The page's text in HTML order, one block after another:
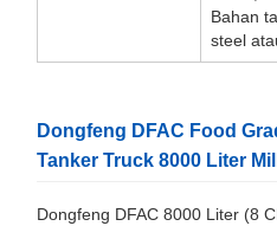
Bahan
steel
Dongfeng DFAC Food
Tanker Truck 8000 Liter
Dongfeng DFAC 8000 Liter (8